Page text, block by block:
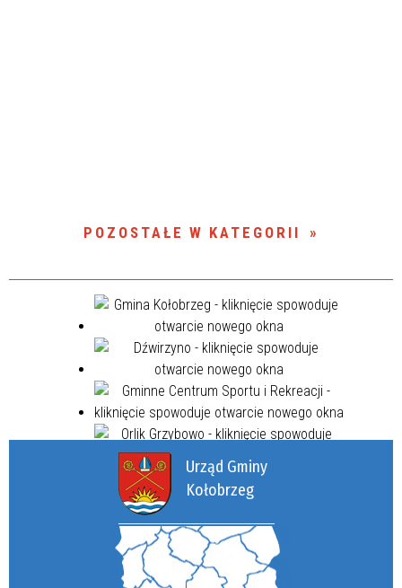
POZOSTAŁE W KATEGORII
Urząd Gminy
Kołobrzeg